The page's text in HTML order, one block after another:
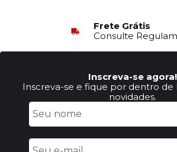
Frete Grátis
Consulte
Inscreva-se agora!
Inscreva-se e fique por dentro de
novidades.